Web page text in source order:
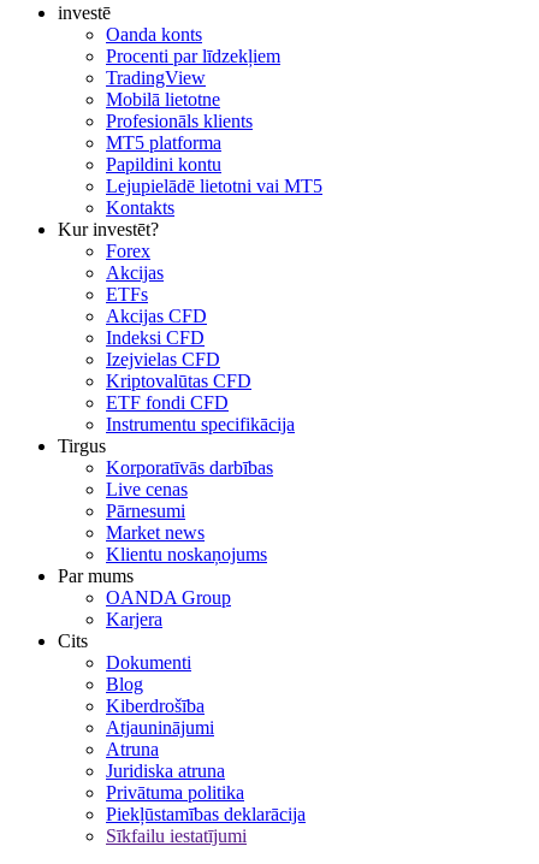
investē
Oanda konts
Procenti par līdzekļiem
TradingView
Mobilā lietotne
Profesionāls klients
MT5 platforma
Papildini kontu
Lejupielādē lietotni vai MT5
Kontakts
Kur investēt?
Forex
Akcijas
ETFs
Akcijas CFD
Indeksi CFD
Izejvielas CFD
Kriptovalūtas CFD
ETF fondi CFD
Instrumentu specifikācija
Tirgus
Korporatīvās darbības
Live cenas
Pārnesumi
Market news
Klientu noskaņojums
Par mums
OANDA Group
Karjera
Cits
Dokumenti
Blog
Kiberdrošība
Atjauninājumi
Atruna
Juridiska atruna
Privātuma politika
Piekļūstamības deklarācija
Sīkfailu iestatījumi